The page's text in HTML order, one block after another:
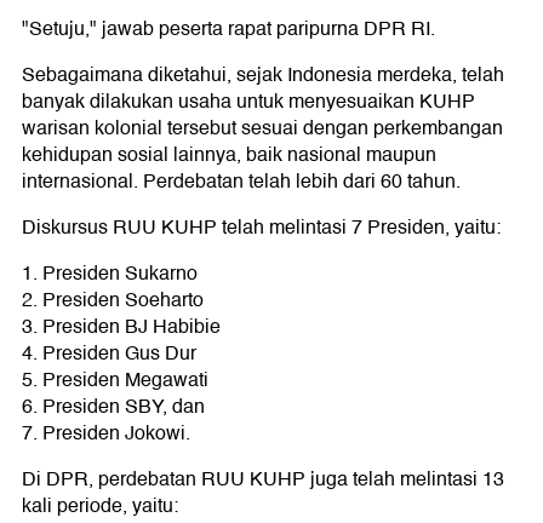
"Setuju," jawab peserta rapat paripurna DPR RI.
Sebagaimana diketahui, sejak Indonesia merdeka, telah
banyak dilakukan usaha untuk menyesuaikan KUHP
warisan kolonial tersebut sesuai dengan perkembangan
kehidupan sosial lainnya, baik nasional maupun
internasional. Perdebatan telah lebih dari 60 tahun.
Diskursus RUU KUHP telah melintasi 7 Presiden, yaitu:
1. Presiden Sukarno
2. Presiden Soeharto
3. Presiden BJ Habibie
4. Presiden Gus Dur
5. Presiden Megawati
6. Presiden SBY, dan
7. Presiden Jokowi.
Di DPR, perdebatan RUU KUHP juga telah melintasi 13
kali periode, yaitu: